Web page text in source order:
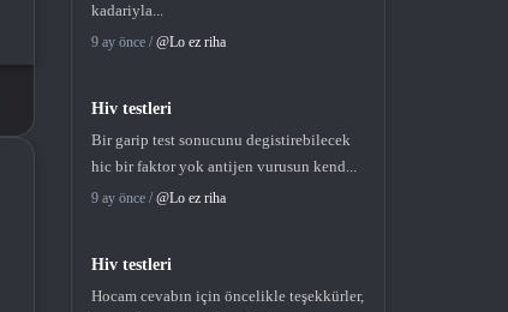
kadariyla...
9 ay önce / @Lo ez riha
Hiv testleri
Bir garip test sonucunu degistirebilecek
hic bir faktor yok antijen vurusun kend...
9 ay önce / @Lo ez riha
Hiv testleri
Hocam cevabın için öncelikle teşekkürler,